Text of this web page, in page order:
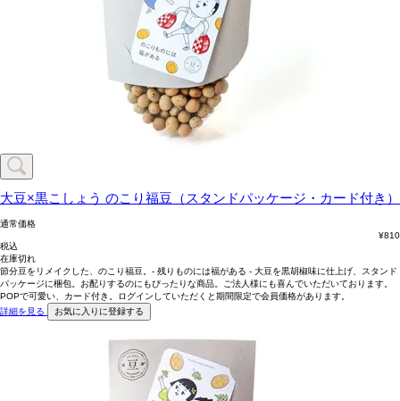
大豆×黒こしょう のこり福豆（スタンドパッケージ・カード付き）
通常価格
¥810
税込
在庫切れ
節分豆をリメイクした、のこり福豆。- 残りものには福がある - 大豆を黒胡椒味に仕上げ、スタンド
パッケージに梱包。お配りするのにもぴったりな商品。ご法人様にも喜んでいただいております。
POPで可愛い、カード付き。ログインしていただくと期間限定で会員価格があります。
詳細を見る
お気に入りに登録する